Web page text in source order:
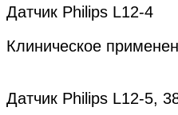
Датчик Philips L12-4
Клиническое
Датчик Philips L12-5,